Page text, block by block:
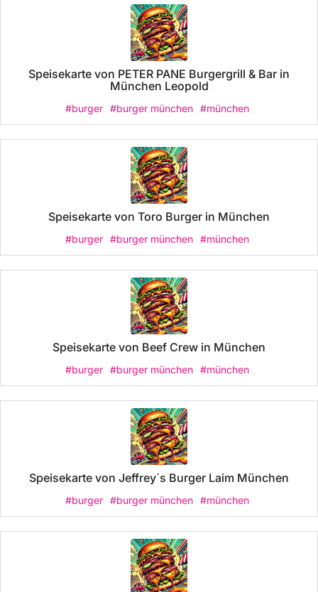
Speisekarte von PETER PANE Burgergrill & Bar in
München Leopold
#burger #burger münchen #münchen
Speisekarte von Toro Burger in München
#burger #burger münchen #münchen
Speisekarte von Beef Crew in München
#burger #burger münchen #münchen
Speisekarte von Jeffrey´s Burger Laim München
#burger #burger münchen #münchen